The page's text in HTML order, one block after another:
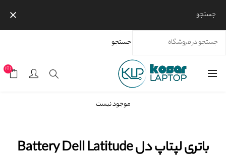
جستجو
جستجو
(0)
باتری لپتاپ دل Battery Dell Latitude E6400 E6500 Gimo Plus
باتری لپتاپ دل Battery Dell Latitude
موجود نیست